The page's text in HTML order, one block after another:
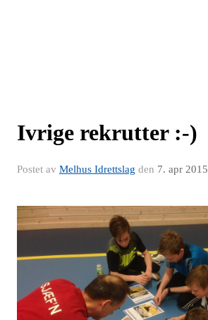
Ivrige rekrutter :-)
Postet av Melhus Idrettslag den 7. apr 2015